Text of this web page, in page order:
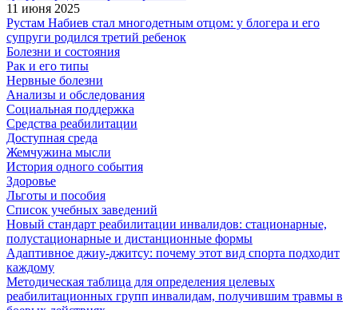
11 июня 2025
Рустам Набиев стал многодетным отцом: у блогера и его
супруги родился третий ребенок
Болезни и состояния
Рак и его типы
Нервные болезни
Анализы и обследования
Социальная поддержка
Средства реабилитации
Доступная среда
Жемчужина мысли
История одного события
Здоровье
Льготы и пособия
Список учебных заведений
Новый стандарт реабилитации инвалидов: стационарные,
полустационарные и дистанционные формы
Адаптивное джиу-джитсу: почему этот вид спорта подходит
каждому
Методическая таблица для определения целевых
реабилитационных групп инвалидам, получившим травмы в